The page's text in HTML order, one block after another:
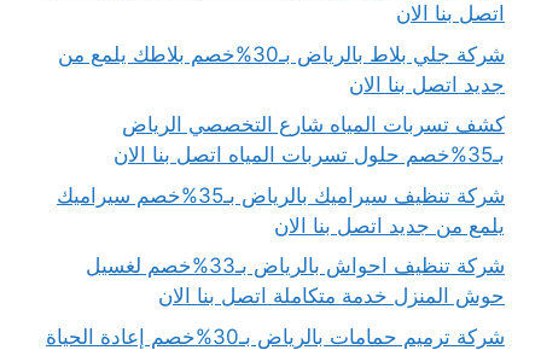
اتصل بنا الان
شركة جلي بلاط بالرياض بـ30%خصم بلاطك يلمع من
جديد اتصل بنا الان
كشف تسربات المياه شارع التخصصي الرياض
بـ35%خصم حلول تسربات المياه اتصل بنا الان
شركة تنظيف سيراميك بالرياض بـ35%خصم سيراميك
يلمع من جديد اتصل بنا الان
شركة تنظيف احواش بالرياض بـ33%خصم لغسيل
حوش المنزل خدمة متكاملة اتصل بنا الان
شركة ترميم حمامات بالرياض بـ30%خصم إعادة الحياة